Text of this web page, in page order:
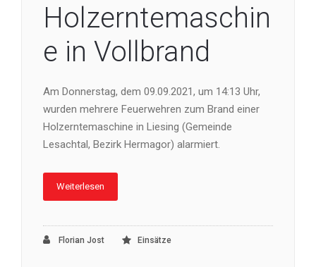
Holzerntemaschin
e in Vollbrand
Am Donnerstag, dem 09.09.2021, um 14:13 Uhr,
wurden mehrere Feuerwehren zum Brand einer
Holzerntemaschine in Liesing (Gemeinde
Lesachtal, Bezirk Hermagor) alarmiert.
Weiterlesen
Florian Jost Einsätze